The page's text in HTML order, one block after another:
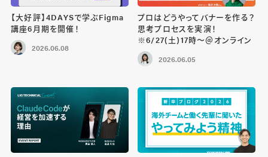
【大好評】4DAYSで学ぶFigma
講座6月期を開催！
2026.06.08
プロはどうやってバナーを作る？
思考プロセスを実演！
※6/27(土)17時〜＠オンライン
2026.06.05